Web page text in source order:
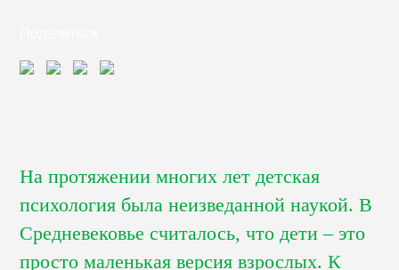
На протяжении многих лет детская
психология была неизведанной наукой. В
Средневековье считалось, что дети – это
просто маленькая версия взрослых. К